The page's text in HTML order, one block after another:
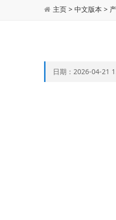
主页 > 中文版本 >
日期：2026-04-21